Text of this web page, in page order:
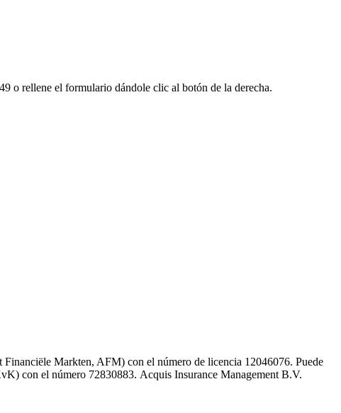
o rellene el formulario dándole clic al botón de la derecha.
Markten, AFM) con el número de licencia 12046076. Puede
con el número 72830883. Acquis Insurance Management B.V.